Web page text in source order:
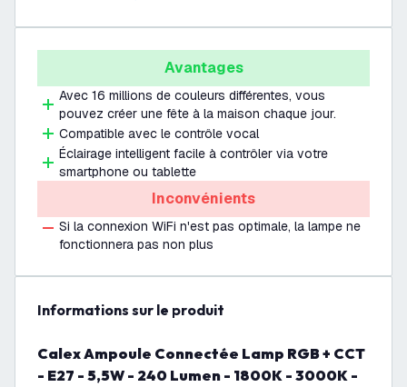
Avantages
Avec 16 millions de couleurs différentes, vous
pouvez créer une fête à la maison chaque jour.
Compatible avec le contrôle vocal
Éclairage intelligent facile à contrôler via votre
smartphone ou tablette
Inconvénients
Si la connexion WiFi n'est pas optimale, la lampe ne
fonctionnera pas non plus
Informations sur le produit
Calex Ampoule Connectée Lamp RGB + CCT
- E27 - 5,5W - 240 Lumen - 1800K - 3000K -